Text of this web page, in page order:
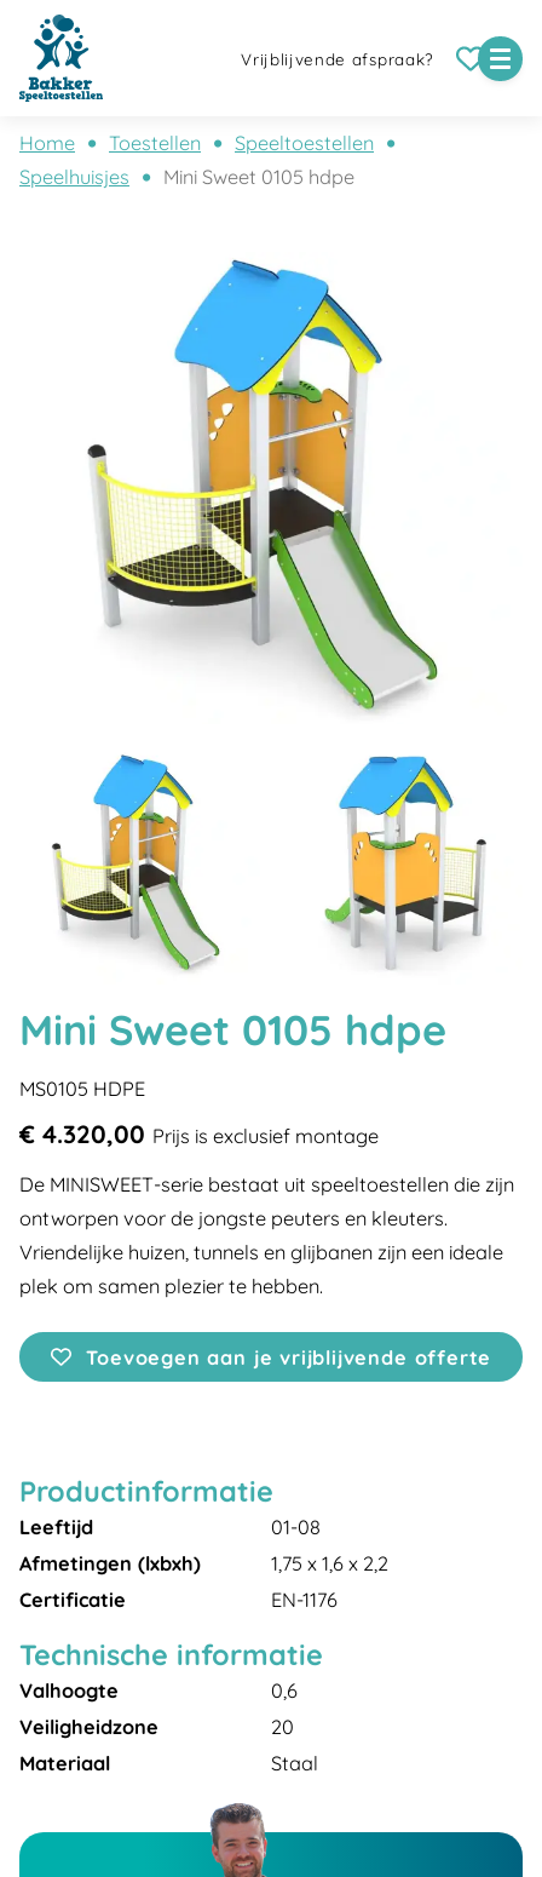
Vrijblijvende afspraak?
Home Toestellen
Speeltoestellen
Speelhuisjes
Mini Sweet 0105 hdpe
Mini Sweet 0105 hdpe
MS0105 HDPE
€ 4.320,00 Prijs is exclusief montage
De MINISWEET-serie bestaat uit speeltoestellen die zijn
ontworpen voor de jongste peuters en kleuters.
Vriendelijke huizen, tunnels en glijbanen zijn een ideale
plek om samen plezier te hebben.
Toevoegen aan je vrijblijvende offerte
Productinformatie
Leeftijd
01-08
Afmetingen (lxbxh)
1,75 x 1,6 x 2,2
Certificatie
EN-1176
Technische informatie
Valhoogte
0,6
Veiligheidzone
20
Materiaal
Staal